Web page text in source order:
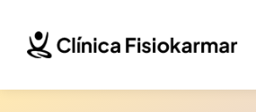
contenido